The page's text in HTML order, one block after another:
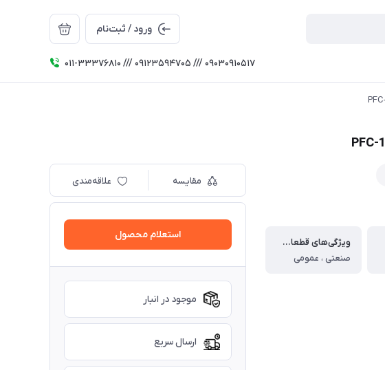
ورود / ثبت‌نام
011-33376810 /// 09123594705 /// 09030910517
ویژگی‌های قطعات الکترونیکی
صنعتی ، عمومی
مقایسه علاقه‌مندی
استعلام محصول
موجود در انبار
ارسال سریع